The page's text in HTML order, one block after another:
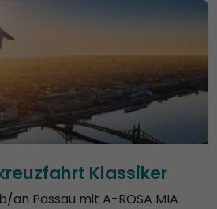
Klassiker
an Passau mit A-ROSA MIA